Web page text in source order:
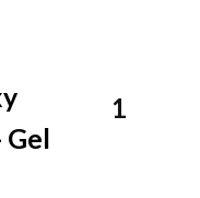
Gel
1